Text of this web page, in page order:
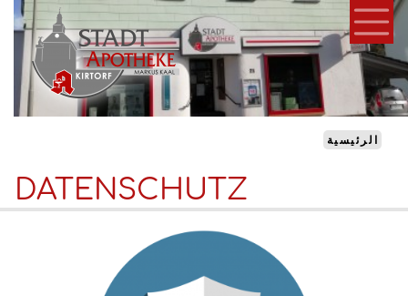
تجاوز
إلى
المحتوى
الرئيسي
الرئيسية
DATENSCHUTZ